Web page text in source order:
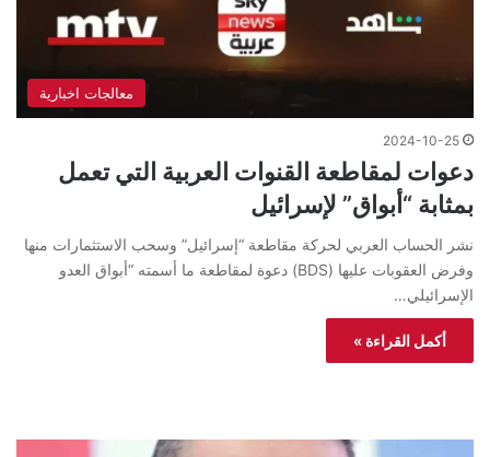
معالجات اخبارية
2024-10-25
دعوات لمقاطعة القنوات العربية التي تعمل
بمثابة “أبواق” لإسرائيل
نشر الحساب العربي لحركة مقاطعة “إسرائيل” وسحب الاستثمارات منها
وفرض العقوبات عليها (BDS) دعوة لمقاطعة ما أسمته “أبواق العدو
الإسرائيلي…
أكمل القراءة »